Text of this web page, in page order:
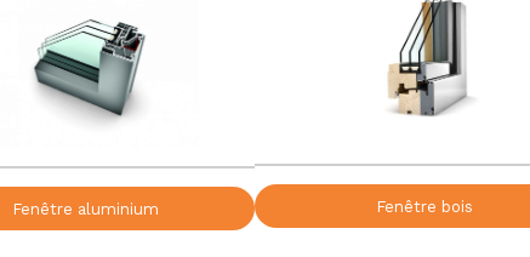
Fenêtre aluminium Fenêtre bois